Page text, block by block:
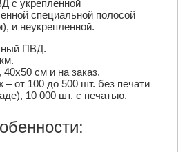
с укрепленной
специальной полосой
и неукрепленной.
ПВД.
см и на заказ.
от 100 до 500 шт. без печати
10 000 шт. с печатью.